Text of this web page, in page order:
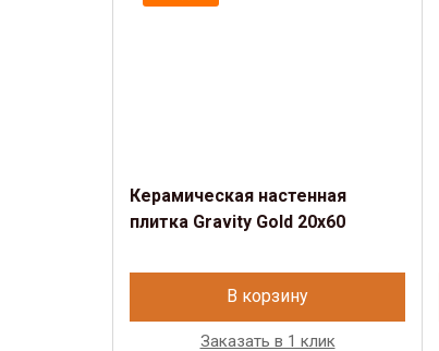
Керамическая настенная
плитка Gravity Gold 20x60
В корзину
Заказать в 1 клик